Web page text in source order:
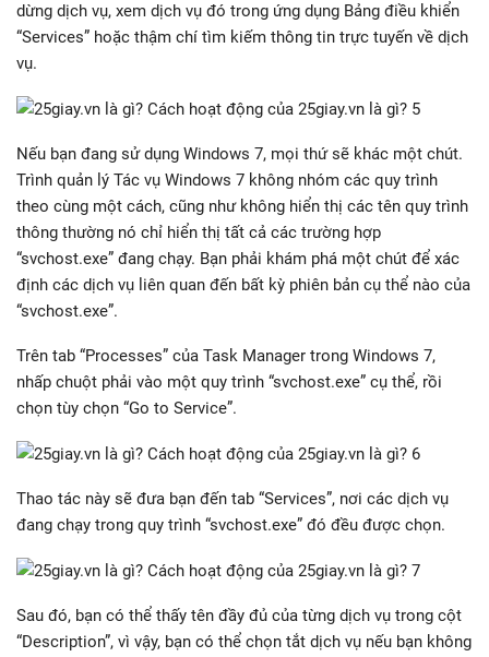
dừng dịch vụ, xem dịch vụ đó trong ứng dụng Bảng điều khiển
“Services” hoặc thậm chí tìm kiếm thông tin trực tuyến về dịch
vụ.
Nếu bạn đang sử dụng Windows 7, mọi thứ sẽ khác một chút.
Trình quản lý Tác vụ Windows 7 không nhóm các quy trình
theo cùng một cách, cũng như không hiển thị các tên quy trình
thông thường nó chỉ hiển thị tất cả các trường hợp
“svchost.exe” đang chạy. Bạn phải khám phá một chút để xác
định các dịch vụ liên quan đến bất kỳ phiên bản cụ thể nào của
“svchost.exe”.
Trên tab “Processes” của Task Manager trong Windows 7,
nhấp chuột phải vào một quy trình “svchost.exe” cụ thể, rồi
chọn tùy chọn “Go to Service”.
Thao tác này sẽ đưa bạn đến tab “Services”, nơi các dịch vụ
đang chạy trong quy trình “svchost.exe” đó đều được chọn.
Sau đó, bạn có thể thấy tên đầy đủ của từng dịch vụ trong cột
“Description”, vì vậy, bạn có thể chọn tắt dịch vụ nếu bạn không